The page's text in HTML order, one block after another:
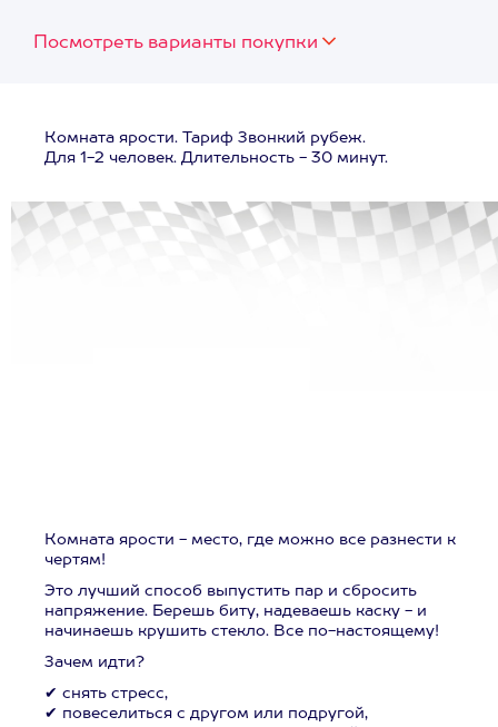
Посмотреть варианты покупки
Комната ярости. Тариф Звонкий рубеж.
Для 1-2 человек. Длительность - 30 минут.
Комната ярости - место, где можно все разнести к
чертям!
Это лучший способ выпустить пар и сбросить
напряжение. Берешь биту, надеваешь каску - и
начинаешь крушить стекло. Все по-настоящему!
Зачем идти?
✔ снять стресс,
✔ повеселиться с другом или подругой,